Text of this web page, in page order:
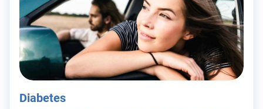
Diabetes